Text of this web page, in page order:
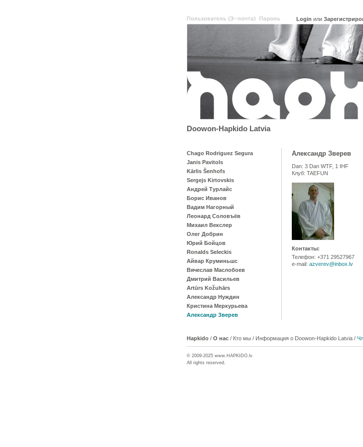
или
Doowon-Hapkido Latvia
Chago Rodriguez Segura
Janis Pavitols
Kārlis Šenhofs
Sergejs Kirtovskis
Андрей Турлайс
Борис Иванов
Вадим Нагорный
Леонард Соловъёв
Михаил Векслер
Олег Добрин
Юрий Бойцов
Ronalds Seleckis
Айвар Круминьшс
Вячеслав Маслобоев
Дмитрий Васильев
Artūrs Kožuhārs
Александр Нуждин
Кристина Меркурьева
Александр Зверев
Александр Зверев
Dan: 3 Dan WTF, 1 IHF
Клуб: TAEFUN
Контакты:
Телефон: +371 29527967
e-mail: azverev@inbox.lv
Hapkido / О нас / Кто мы / Информация о Doowon-Hapkido Latvia /
© 2009-2025 www. HAPKIDO.lv
All rights reserved.